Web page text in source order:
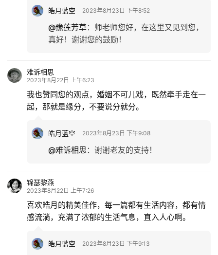
皓月蓝空 2023年8月23日 下午8:52
@豫莲芳草： 师老师您好，在这里又见到您，
真好！谢谢您的鼓励！
难诉相思
2023年8月22日 上午6:23
我也赞同您的观点，婚姻不可儿戏，既然牵手走在一
起，那就是缘分，不要说分就分。
皓月蓝空 2023年8月23日 下午9:08
@难诉相思 ： 谢谢老友的支持！
锦瑟黎燕
2023年8月22日 上午7:26
喜欢皓月的精美佳作，每一篇都有生活内容，都有情
感流淌，充满了浓郁的生活气息，直入人心啊。
皓月蓝空 2023年8月23日 下午9:13